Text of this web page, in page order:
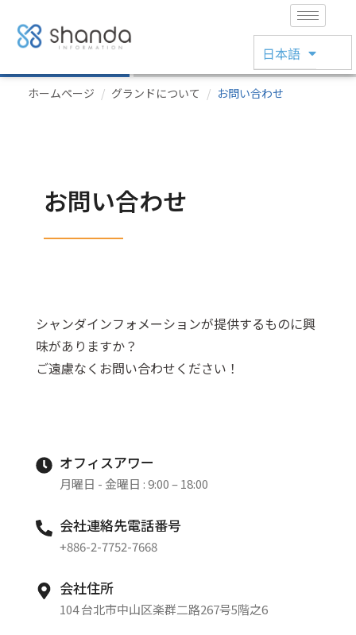
日本語
简体中文
English
ホームページ グランドについて お問い合わせ
お問い合わせ
シャンダインフォメーションが提供するものに興
味がありますか？
ご遠慮なくお問い合わせください！
オフィスアワー
月曜日 - 金曜日 : 9:00 – 18:00
会社連絡先電話番号
+886-2-7752-7668
会社住所
104 台北市中山区楽群二路267号5階之6